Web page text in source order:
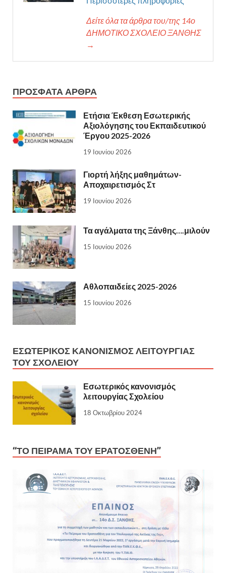
Δείτε όλα τα άρθρα του/της 14ο
ΔΗΜΟΤΙΚΟ ΣΧΟΛΕΙΟ ΞΑΝΘΗΣ
→
ΠΡΌΣΦΑΤΑ ΆΡΘΡΑ
Ετήσια Έκθεση Εσωτερικής
Αξιολόγησης του Εκπαιδευτικού
Έργου 2025-2026
19 Ιουνίου 2026
Γιορτή λήξης μαθημάτων-
Αποχαιρετισμός Στ
19 Ιουνίου 2026
Τα αγάλματα της Ξάνθης….μιλούν
15 Ιουνίου 2026
Αθλοπαιδείες 2025-2026
15 Ιουνίου 2026
ΕΣΩΤΕΡΙΚΌΣ ΚΑΝΟΝΙΣΜΌΣ ΛΕΙΤΟΥΡΓΊΑΣ
ΤΟΥ ΣΧΟΛΕΊΟΥ
Εσωτερικός κανονισμός
λειτουργίας Σχολείου
18 Οκτωβρίου 2024
“ΤΟ ΠΕΙΡΑΜΑ ΤΟΥ ΕΡΑΤΟΣΘΕΝΗ”